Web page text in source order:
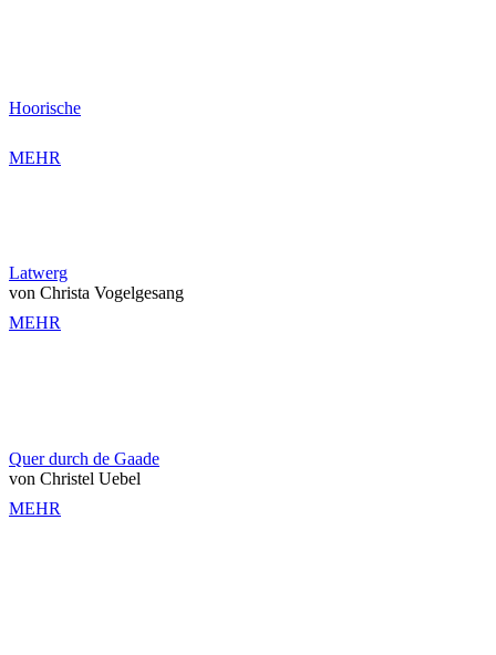
Hoorische
MEHR
Latwerg
von Christa Vogelgesang
MEHR
Quer durch de Gaade
von Christel Uebel
MEHR